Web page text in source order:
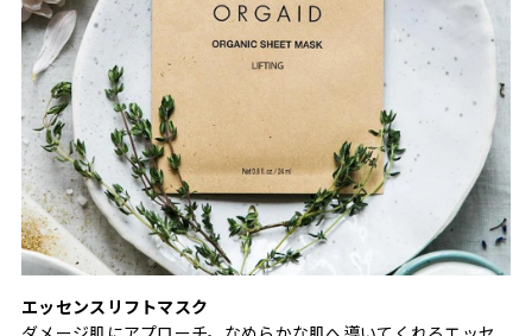
エッセンスリフトマスク